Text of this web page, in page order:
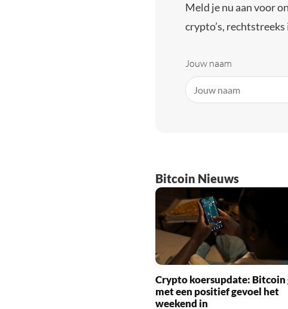
Meld je nu aan voor
crypto’s, rechtstreeks
Jouw naam
Bitcoin Nieuws
Crypto koersupdate: Bitcoin
met een positief gevoel het
weekend in